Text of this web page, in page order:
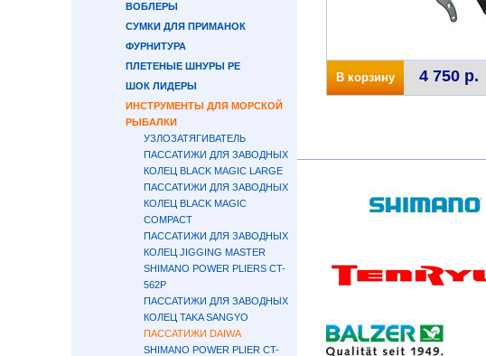
ВОБЛЕРЫ
СУМКИ ДЛЯ ПРИМАНОК
ФУРНИТУРА
ПЛЕТЕНЫЕ ШНУРЫ PE
ШОК ЛИДЕРЫ
ИНСТРУМЕНТЫ ДЛЯ МОРСКОЙ
РЫБАЛКИ
УЗЛОЗАТЯГИВАТЕЛЬ
ПАССАТИЖИ ДЛЯ ЗАВОДНЫХ
КОЛЕЦ BLACK MAGIC LARGE
ПАССАТИЖИ ДЛЯ ЗАВОДНЫХ
КОЛЕЦ BLACK MAGIC
COMPACT
ПАССАТИЖИ ДЛЯ ЗАВОДНЫХ
КОЛЕЦ JIGGING MASTER
SHIMANO POWER PLIERS CT-
562P
ПАССАТИЖИ ДЛЯ ЗАВОДНЫХ
КОЛЕЦ TAKA SANGYO
ПАССАТИЖИ DAIWA
SHIMANO POWER PLIER CT-
В корзину 4 750 р.